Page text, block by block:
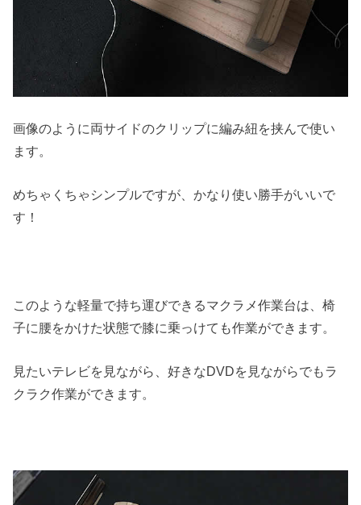
画像のように両サイドのクリップに編み紐を挟んで使い
ます。
めちゃくちゃシンプルですが、かなり使い勝手がいいで
す！
このような軽量で持ち運びできるマクラメ作業台は、椅
子に腰をかけた状態で膝に乗っけても作業ができます。
見たいテレビを見ながら、好きなDVDを見ながらでもラ
クラク作業ができます。